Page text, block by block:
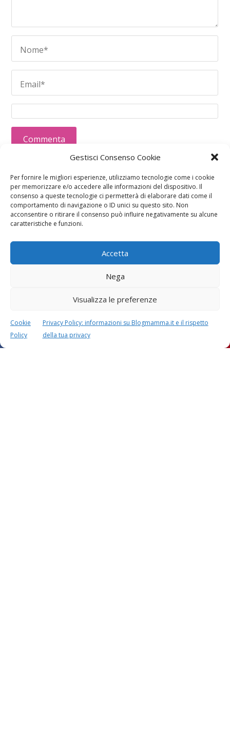
Gestisci Consenso Cookie
Per fornire le migliori esperienze, utilizziamo tecnologie come i cookie
per memorizzare e/o accedere alle informazioni del dispositivo. Il
consenso a queste tecnologie ci permetterà di elaborare dati come il
comportamento di navigazione o ID unici su questo sito. Non
acconsentire o ritirare il consenso può influire negativamente su alcune
caratteristiche e funzioni.
Accetta
Nega
Visualizza le preferenze
Cookie
Policy
Privacy Policy: informazioni su Blogmamma.it e il rispetto
della tua privacy
Questo sito usa Akismet per ridurre lo spam.Scopri
come i tuoi dati vengono elaborati.
Calcolatori